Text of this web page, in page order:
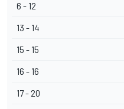
6 - 12
13 - 14
15 - 15
16 - 16
17 - 20